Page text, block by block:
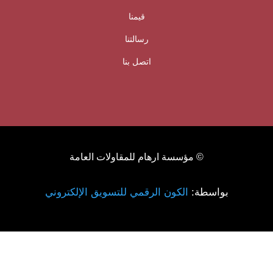
قيمنا
رسالتنا
اتصل بنا
© مؤسسة ارهام للمقاولات العامة
بواسطة: الكون الرقمي للتسويق الإلكتروني